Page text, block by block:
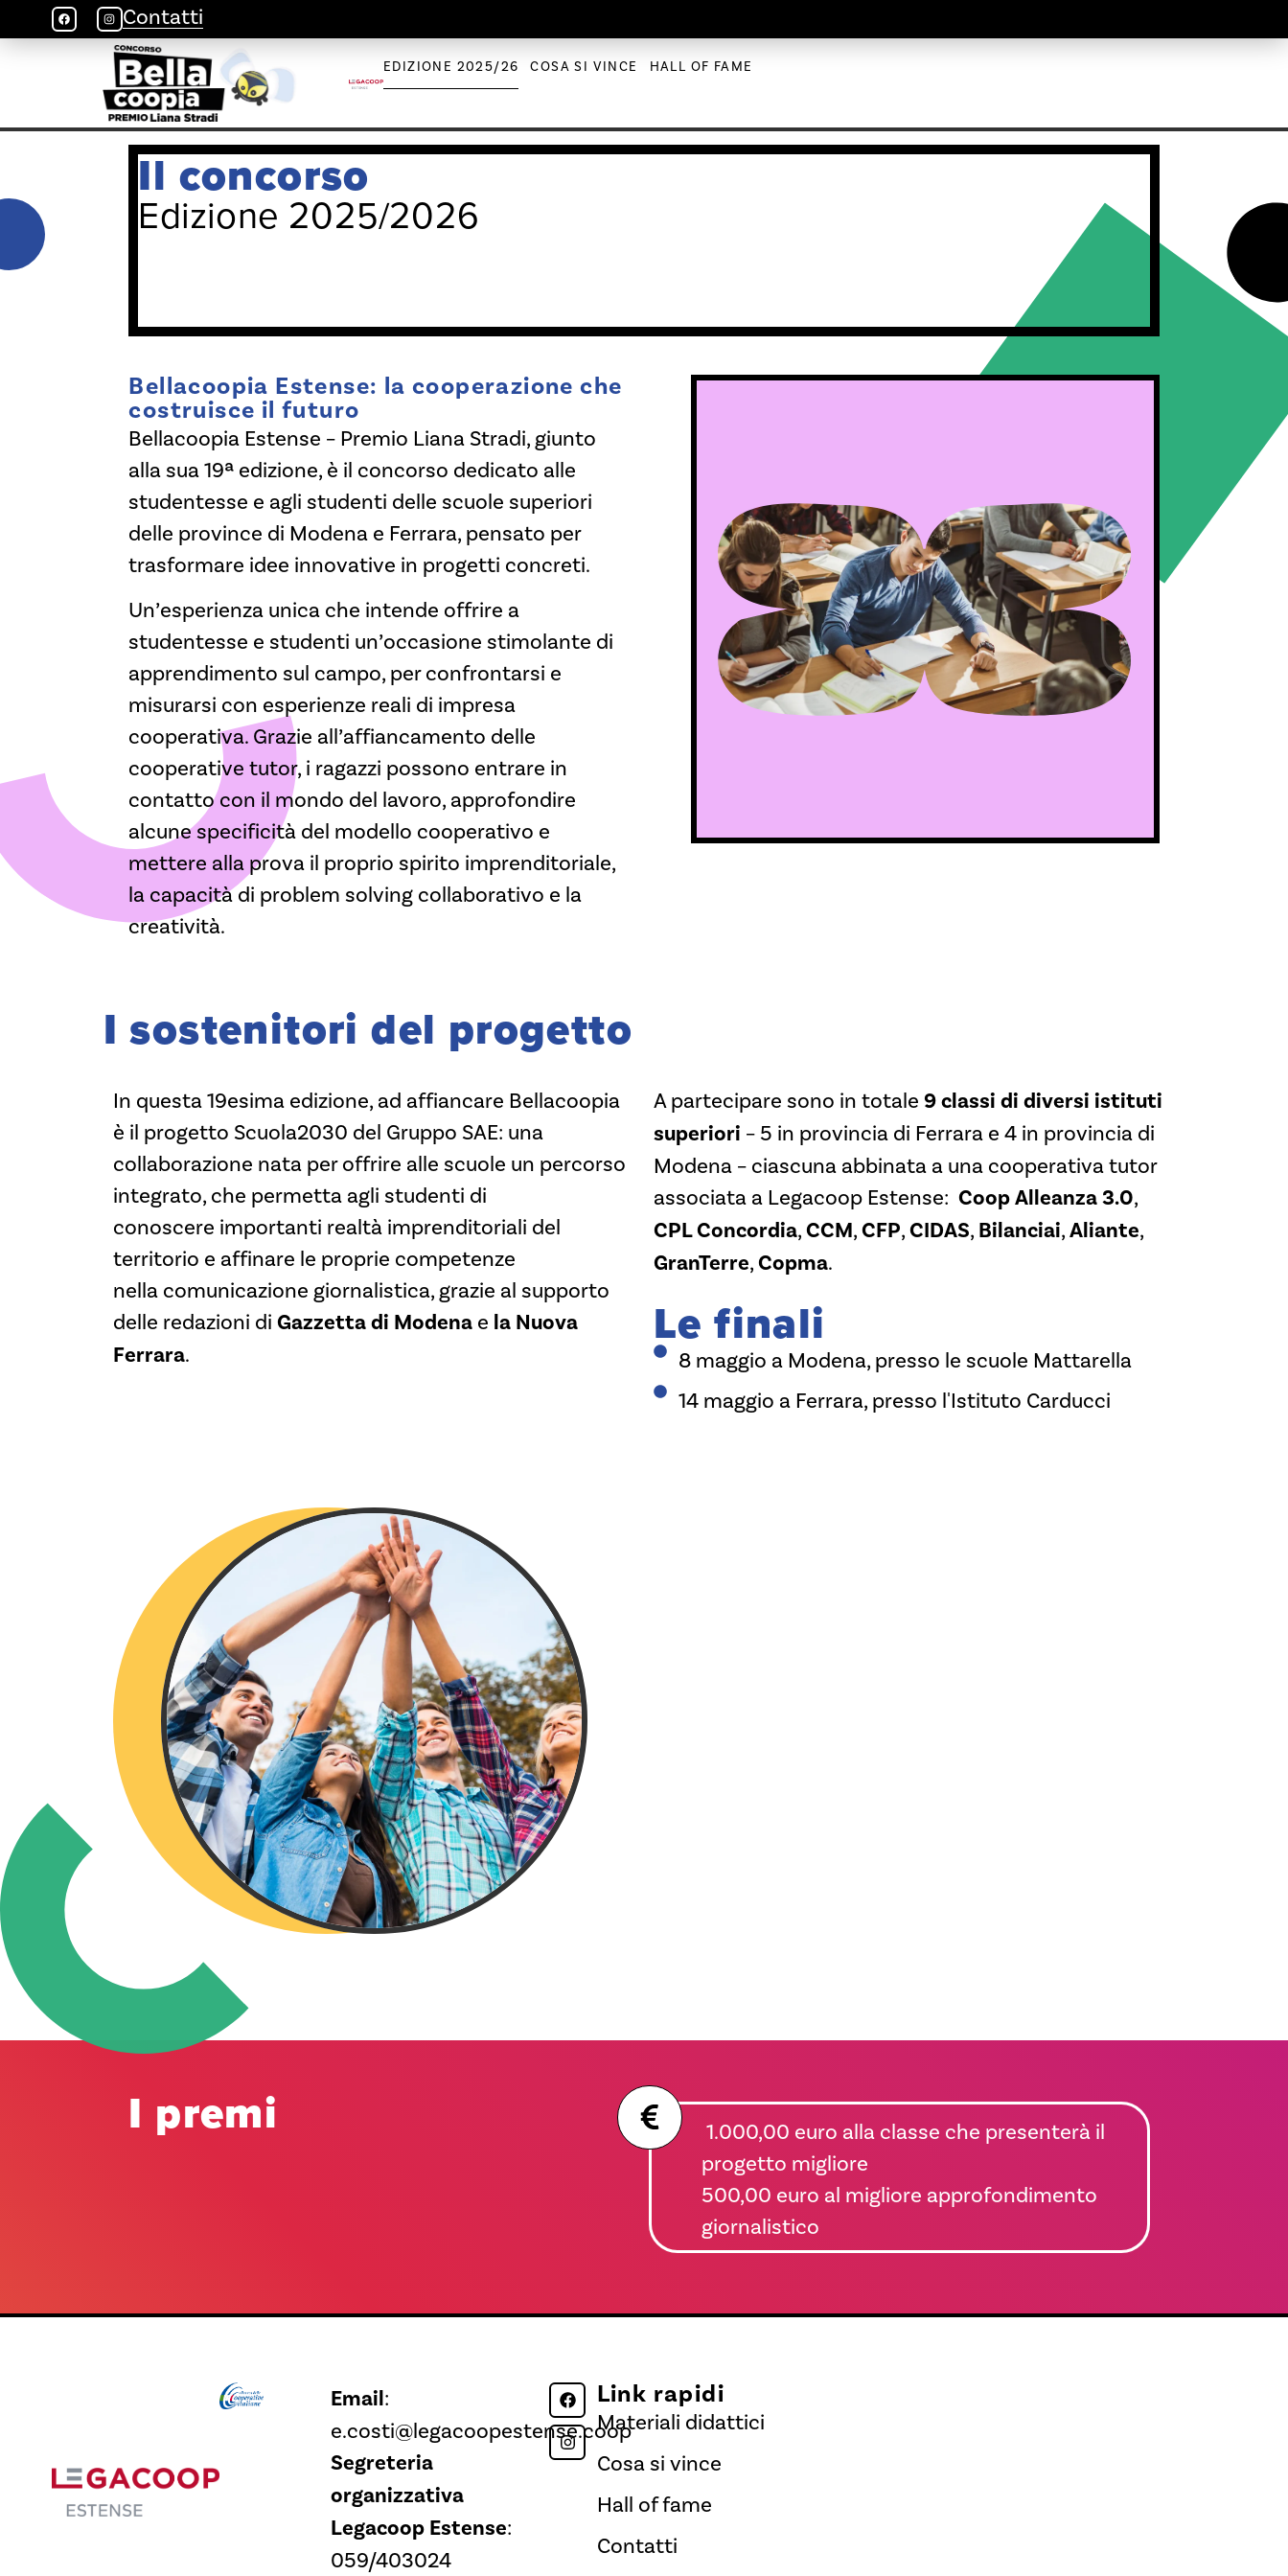
Contatti
EDIZIONE 2025/26 COSA SI VINCE HALL OF FAME
Il concorso
Edizione 2025/2026
Bellacoopia Estense: la cooperazione che
costruisce il futuro
Bellacoopia Estense – Premio Liana Stradi, giunto
alla sua 19ª edizione, è il concorso dedicato alle
studentesse e agli studenti delle scuole superiori
delle province di Modena e Ferrara, pensato per
trasformare idee innovative in progetti concreti.
Un’esperienza unica che intende offrire a
studentesse e studenti un’occasione stimolante di
apprendimento sul campo, per confrontarsi e
misurarsi con esperienze reali di impresa
cooperativa. Grazie all’affiancamento delle
cooperative tutor, i ragazzi possono entrare in
contatto con il mondo del lavoro, approfondire
alcune specificità del modello cooperativo e
mettere alla prova il proprio spirito imprenditoriale,
la capacità di problem solving collaborativo e la
creatività.
I sostenitori del progetto
In questa 19esima edizione, ad affiancare Bellacoopia
è il progetto Scuola2030 del Gruppo SAE: una
collaborazione nata per offrire alle scuole un percorso
integrato, che permetta agli studenti di
conoscere importanti realtà imprenditoriali del
territorio e affinare le proprie competenze
nella comunicazione giornalistica, grazie al supporto
delle redazioni di Gazzetta di Modenae la Nuova
Ferrara.
A partecipare sono in totale 9 classi di diversi istituti
superiori – 5 in provincia di Ferrara e 4 in provincia di
Modena – ciascuna abbinata a una cooperativatutor
associata a Legacoop Estense: Coop Alleanza 3.0,
CPL Concordia,CCM,CFP,CIDAS, Bilanciai,Aliante,
GranTerre,Copma.
Le finali
8 maggio a Modena, presso le scuole Mattarella
14 maggio a Ferrara, presso l'Istituto Carducci
I premi
1.000,00 euro alla classe che presenterà il
progetto migliore
500,00 euro al migliore approfondimento
giornalistico
Email:
e.costi@legacoopestense.coop
Segreteria
organizzativa
Legacoop Estense:
059/403024
Link rapidi
Materiali didattici
Cosa si vince
Hall of fame
Contatti